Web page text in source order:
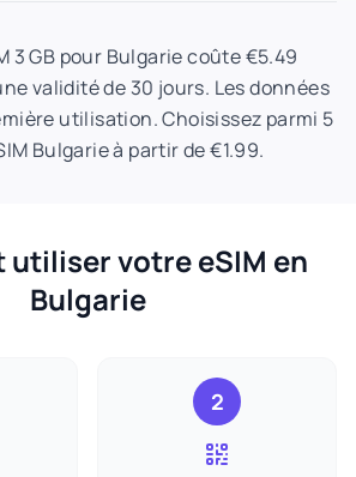
3 GB pour Bulgarie coûte €5.49
validité de 30 jours. Les données
utilisation. Choisissez parmi 5
Bulgarie à partir de €1.99.
utiliser votre eSIM en
Bulgarie
2